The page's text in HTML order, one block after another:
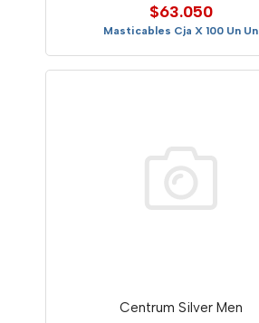
$63.050
Masticables Cja X 100 Un Un
Centrum Silver Men